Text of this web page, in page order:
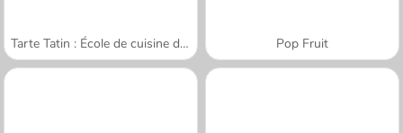
Tarte Tatin : École de cuisine de Sara Pop Fruit